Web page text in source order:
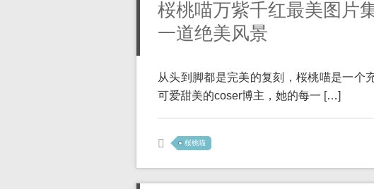
桜桃喵万紫千红最美图片
一道绝美风景
从头到脚都是完美的复刻，桜桃喵是一个
可爱甜美的coser博主，她的每一 […]
桜桃喵